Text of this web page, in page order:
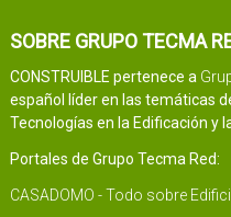
SOBRE GRUPO TECMA
CONSTRUIBLE pertenece a
español líder en las temáticas
Tecnologías en la Edificación y
Portales de Grupo Tecma Red:
CASADOMO - Todo sobre